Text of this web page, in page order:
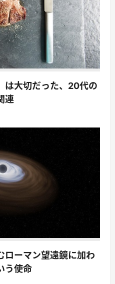
は大切だった、20代の
連
ローマン望遠鏡に加わ
う使命